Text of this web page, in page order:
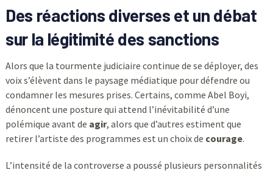
Des réactions diverses et un débat
sur la légitimité des sanctions
Alors que la tourmente judiciaire continue de se déployer, des
voix s’élèvent dans le paysage médiatique pour défendre ou
condamner les mesures prises. Certains, comme Abel Boyi,
dénoncent une posture qui attend l’inévitabilité d’une
polémique avant de agir, alors que d’autres estiment que
retirer l’artiste des programmes est un choix de courage.
L’intensité de la controverse a poussé plusieurs personnalités